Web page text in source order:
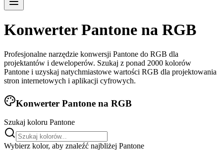
Konwerter Pantone na RGB
Profesjonalne narzędzie konwersji Pantone do RGB dla
projektantów i deweloperów. Szukaj z ponad 2000 kolorów
Pantone i uzyskaj natychmiastowe wartości RGB dla projektowania
stron internetowych i aplikacji cyfrowych.
Konwerter Pantone na RGB
Szukaj koloru Pantone
Wybierz kolor, aby znaleźć najbliżej Pantone